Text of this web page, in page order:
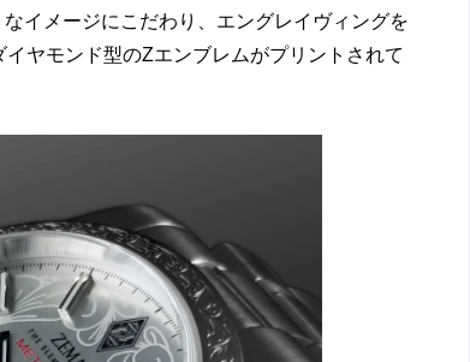
イメージにこだわり、エングレイヴィングを
ヤモンド型のZエンブレムがプリントされて